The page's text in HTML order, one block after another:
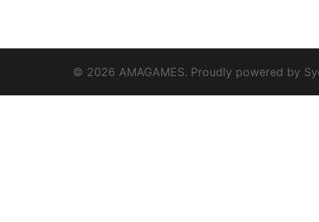
© 2026 AMAGAMES. Proudly powered by